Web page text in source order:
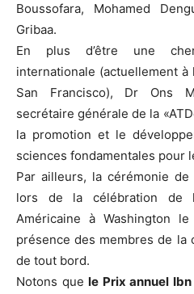
Boussofara, Mohamed
Gribaa.
En plus d’être une
internationale (actuellement à
San Francisco), Dr Ons
secrétaire générale de la
la promotion et le
sciences fondamentales pour
Par ailleurs, la cérémonie
lors de la célébration de
Américaine à Washington
présence des membres de la
de tout bord.
Notons quele Prix annuel